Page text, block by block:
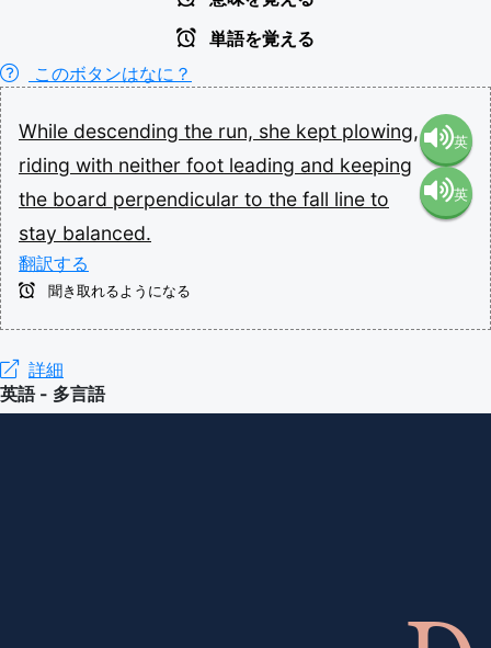
単語を覚える
このボタンはなに？
While descending the run, she kept plowing,
riding with neither foot leading and keeping
the board perpendicular to the fall line to
stay balanced.
翻訳する
英
語（米
英
聞き取れるようになる
詳細
英語 - 多言語